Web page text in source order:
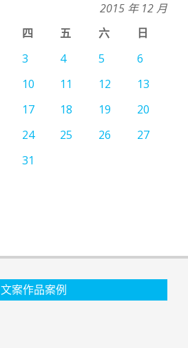
2015 年 12 月
四 五 六
日
3 4 5
6
10 11 12
13
17 18 19
20
24 25 26
27
31
文案作品案例